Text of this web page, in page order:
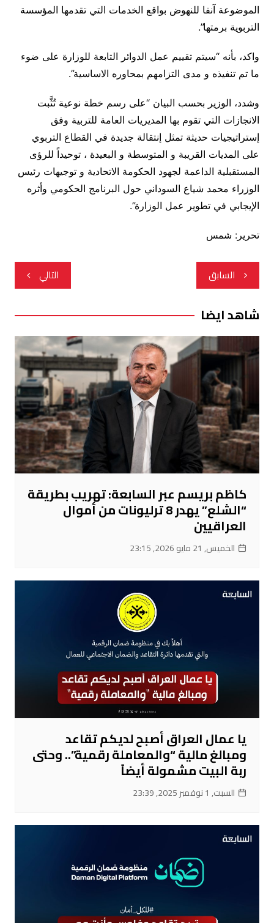
الموضوعة آنفا للنهوض بواقع الخدمات التي تقدمها المؤسسة
التربوية برمتها”.
واكد، بأنه “سيتم تقييم عمل الدوائر التابعة للوزارة على ضوء
ما تم تنفيذه و مدى التزامهم بمحاوره الاساسية”.
وشدد، الوزير بحسب البيان “على رسم خطة نوعية تُثَّبت
الانجازات التي تقوم بها المديريات العامة للتربية وفق
إستراتيجيات حديثة تمثل إنتقالة جديدة في القطاع التربوي
على المديات القريبة و المتوسطة و البعيدة ، توحيداً للرؤى
المستقبلية الداعمة لجهود الحكومة الاتحادية و توجيهات رئيس
الوزراء محمد شياع السوداني حول البرنامج الحكومي وأثره
الإيجابي في تطوير عمل الوزارة”.
تحرير: شمس
تصفّح
المقالات
السابق التالي
شاهد ايضا
كاظم بريسم عبر السابعة: تهريب بطريقة
“الشلع” يهدر 8 ترليونات من أموال
العراقيين
الخميس, 21 مايو 2026, 23:15
يا عمال العراق أصبح لديكم تقاعد
ومبالغ مالية “والمعاملة رقمية”.. وحتى
ربة البيت مشمولة أيضاً
السبت, 1 نوفمبر 2025, 23:39